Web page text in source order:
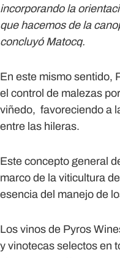
incorporando la
que hacemos de la
concluyó Matocq.
En este mismo sentido,
el control de malezas
viñedo, favoreciendo a
entre las hileras.
Este concepto general
marco de la viticultura
esencia del manejo de
Los vinos de Pyros
y vinotecas selectos en